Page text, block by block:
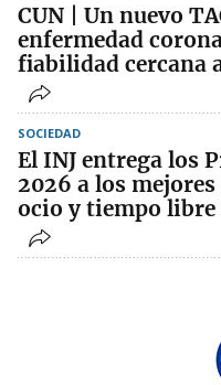
CUN | Un nuevo
enfermedad
fiabilidad cercana
SOCIEDAD
El INJ entrega los
2026 a los
ocio y tiempo libre